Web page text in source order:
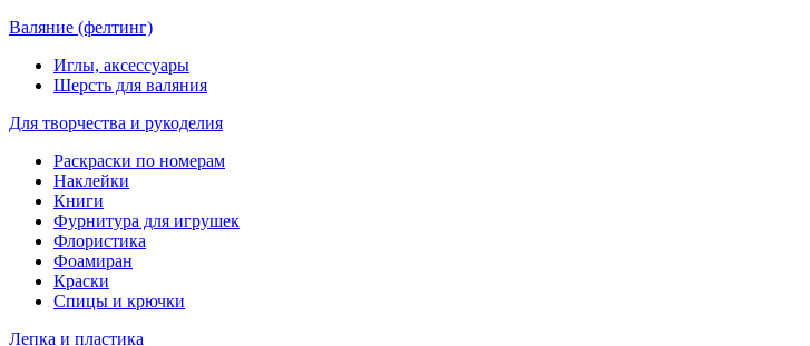
Валяние (фелтинг)
Иглы, аксессуары
Шерсть для валяния
Для творчества и рукоделия
Раскраски по номерам
Наклейки
Книги
Фурнитура для игрушек
Флористика
Фоамиран
Краски
Спицы и крючки
Лепка и пластика